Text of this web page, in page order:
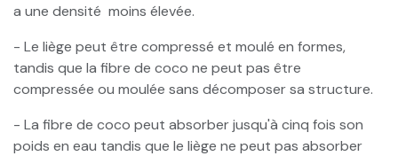
a une densité moins élevée.
- Le liège peut être compressé et moulé en formes,
tandis que la fibre de coco ne peut pas être
compressée ou moulée sans décomposer sa structure.
- La fibre de coco peut absorber jusqu'à cinq fois son
poids en eau tandis que le liège ne peut pas absorber